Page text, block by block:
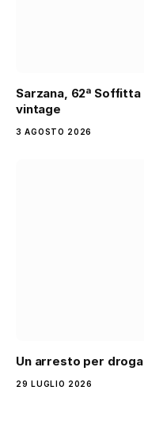
Sarzana, 62ª
vintage
3 AGOSTO 2026
Un arresto per
29 LUGLIO 2026